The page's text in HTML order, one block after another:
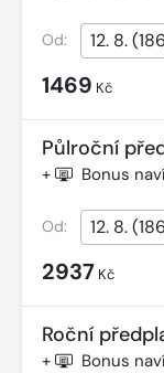
Od:
1469 Kč
Půlroční
+ Bonus
Od:
2937 Kč
Roční
+ Bonus